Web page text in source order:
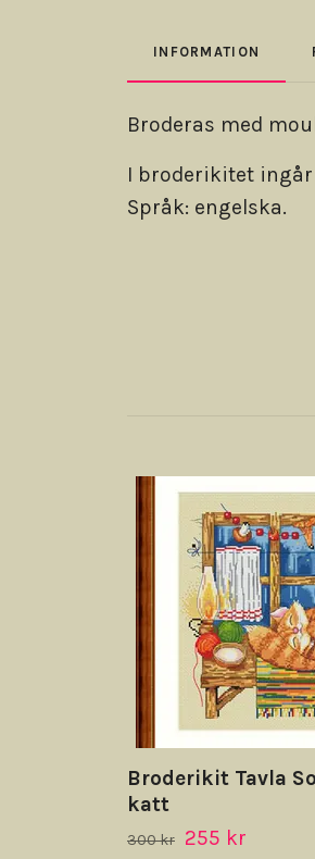
INFORMATION
Broderas med
I broderikitet ingår
Språk: engelska.
Broderikit Tavla
katt
300 kr 255 kr